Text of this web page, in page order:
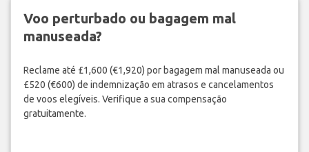
Voo perturbado ou bagagem mal
manuseada?
Reclame até £1,600 (€1,920) por bagagem mal manuseada ou
£520 (€600) de indemnização em atrasos e cancelamentos
de voos elegíveis. Verifique a sua compensação
gratuitamente.